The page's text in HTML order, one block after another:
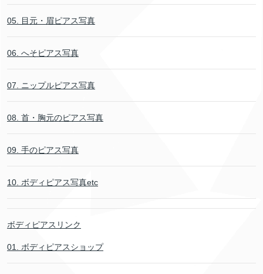
05. 目元・眉ピアス写真
06. へそピアス写真
07. ニップルピアス写真
08. 首・胸元のピアス写真
09. 手のピアス写真
10. ボディピアス写真etc
ボディピアスリンク
01. ボディピアスショップ